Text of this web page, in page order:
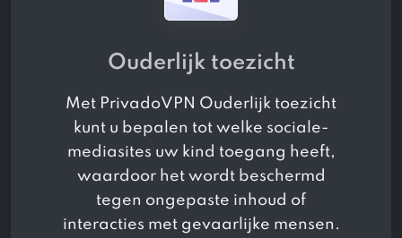
Ouderlijk toezicht
Met PrivadoVPN Ouderlijk toezicht
kunt u bepalen tot welke sociale-
mediasites uw kind toegang heeft,
waardoor het wordt beschermd
tegen ongepaste inhoud of
interacties met gevaarlijke mensen.